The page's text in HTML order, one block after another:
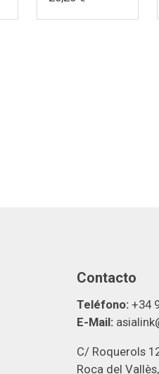
Contacto
Teléfono: +34
E-Mail:
C/ Roquerols
Roca del